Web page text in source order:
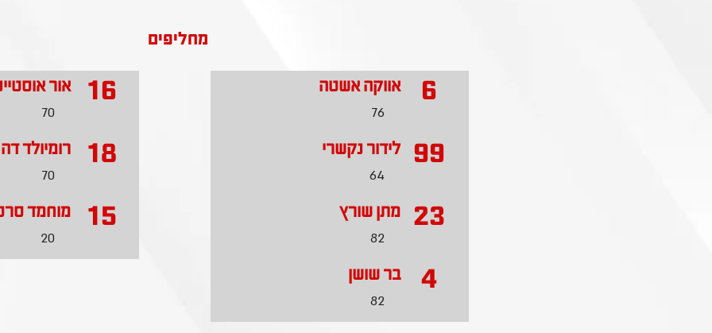
מחליפים
אור
70
16
רומיולד
70
18
מוחמד
20
15
אווקה אשטה
76
6
לידור נקשרי
64
99
מתן שורץ
82
23
בר שושן
82
4